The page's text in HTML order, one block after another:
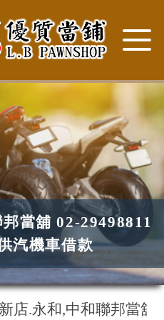
當舖 02-29498811
汽機車借款
店.永和,中和聯邦當舖